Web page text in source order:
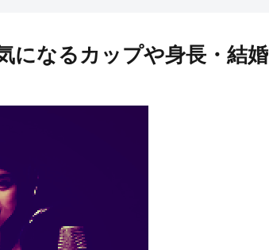
になるカップや身長・結婚